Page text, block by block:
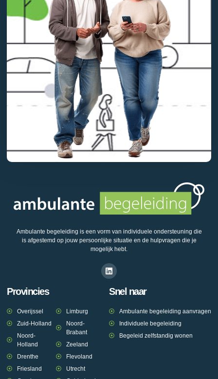
Ambulante begeleiding is een vorm van individuele ondersteuning die
is afgestemd op jouw persoonlijke situatie en de hulpvragen die je
mogelijk hebt.
Provincies
Overijssel
Zuid-Holland
Noord-
Holland
Drenthe
Friesland
Limburg
Noord-
Brabant
Zeeland
Flevoland
Utrecht
Snel naar
Ambulante begeleiding aanvragen
Individuele begeleiding
Begeleid zelfstandig wonen